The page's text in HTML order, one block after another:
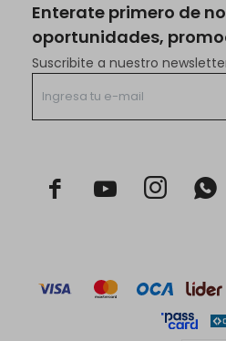
Enterate primero de
oportunidades,
Suscribite a nuestro
  